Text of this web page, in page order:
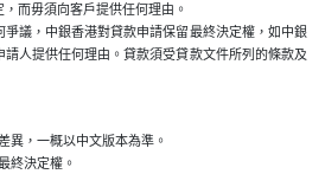
而毋須向客戶提供任何理由。
議，中銀香港對貸款申請保留最終決定權，如中銀
人提供任何理由。貸款須受貸款文件所列的條款及
異，一概以中文版本為準。
終決定權。